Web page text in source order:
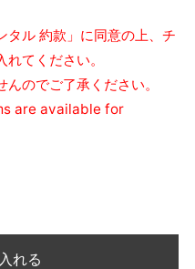
タル 約款」に同意の上、チ
てください。
のでご了承ください。
are available for
れる